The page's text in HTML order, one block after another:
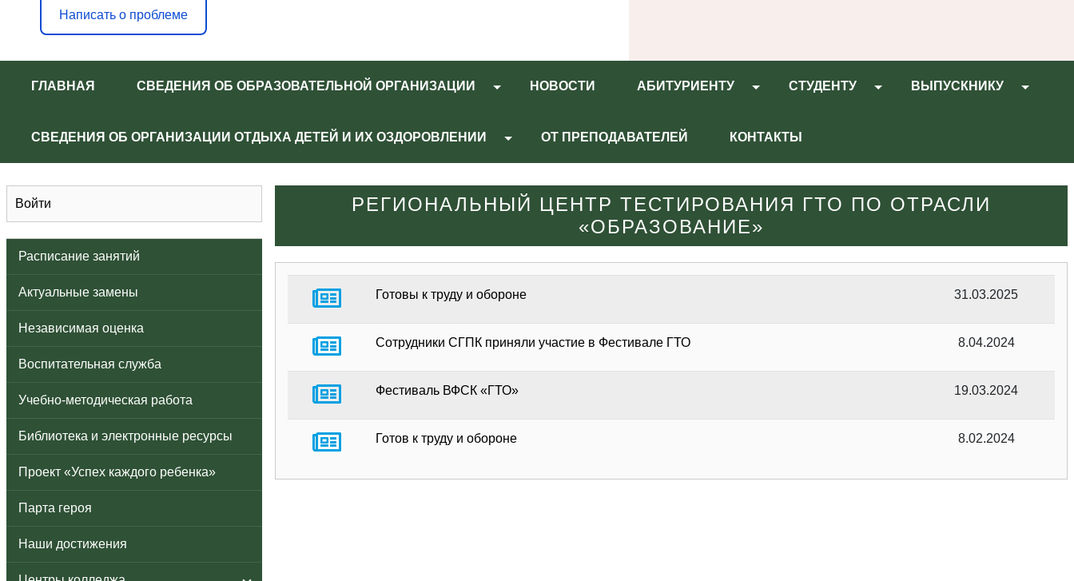
Написать о проблеме
ГЛАВНАЯ СВЕДЕНИЯ ОБ ОБРАЗОВАТЕЛЬНОЙ ОРГАНИЗАЦИИ НОВОСТИ АБИТУРИЕНТУ СТУДЕНТУ ВЫПУСКНИКУ
СВЕДЕНИЯ ОБ ОРГАНИЗАЦИИ ОТДЫХА ДЕТЕЙ И ИХ ОЗДОРОВЛЕНИИ ОТ ПРЕПОДАВАТЕЛЕЙ КОНТАКТЫ
Войти
Расписание занятий
Актуальные замены
Независимая оценка
Воспитательная служба
Учебно-методическая работа
Библиотека и электронные ресурсы
Проект «Успех каждого ребенка»
Парта героя
Наши достижения
РЕГИОНАЛЬНЫЙ ЦЕНТР ТЕСТИРОВАНИЯ ГТО ПО ОТРАСЛИ
«ОБРАЗОВАНИЕ»
Готовы к труду и обороне 31.03.2025
Сотрудники СГПК приняли участие в Фестивале ГТО 8.04.2024
Фестиваль ВФСК «ГТО» 19.03.2024
Готов к труду и обороне 8.02.2024